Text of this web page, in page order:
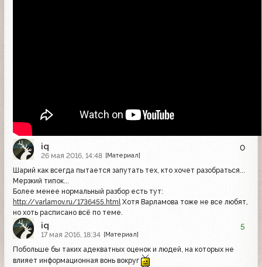
iq
26 мая 2016, 14:48 [Материал]
0
Шарий как всегда пытается запутать тех, кто хочет разобраться...
Мерзкий типок...
Более менее нормальный разбор есть тут:
http://varlamov.ru/1736455.htmlХотя Варламова тоже не все любят,
но хоть расписано всё по теме.
iq
17 мая 2016, 18:34 [Материал]
5
Побольше бы таких адекватных оценок и людей, на которых не
влияет информационная вонь вокруг